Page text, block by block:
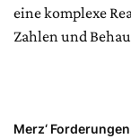
eine komplexe
Zahlen und
Merz‘